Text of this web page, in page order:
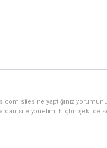
sitesine yaptığınız
site yönetimi hiçbir şekilde